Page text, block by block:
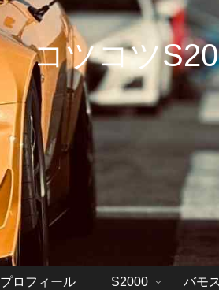
コツコツ
プロフィール S2000 バモス